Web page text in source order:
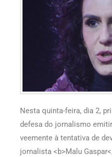
Nesta quinta-feira, dia 2,
defesa do jornalismo
veemente à tentativa de
jornalista <b>Malu